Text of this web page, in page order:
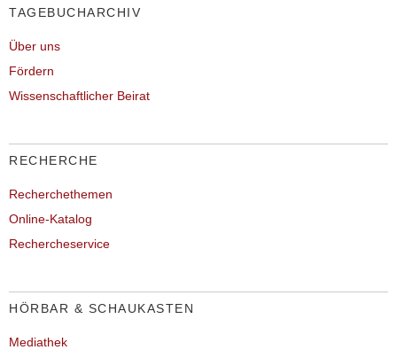
TAGEBUCHARCHIV
Über uns
Fördern
Wissenschaftlicher Beirat
RECHERCHE
Recherchethemen
Online-Katalog
Rechercheservice
HÖRBAR & SCHAUKASTEN
Mediathek